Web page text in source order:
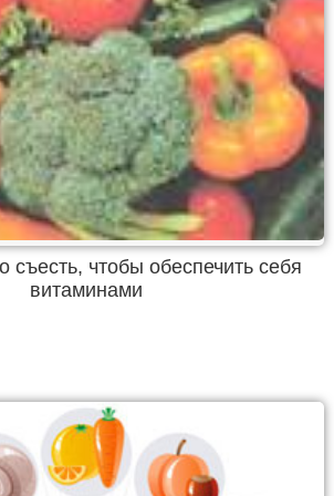
съесть, чтобы обеспечить себя
витаминами